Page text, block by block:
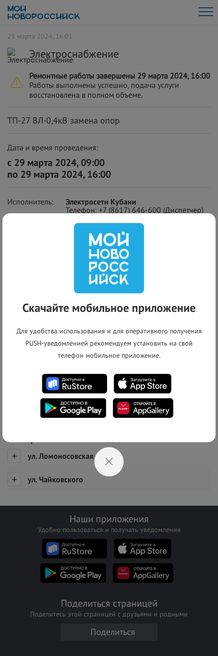
28 марта 2024, 16:01
Электроснабжение
Ремонтные работы завершены 29 марта 2024, 16:00
Работы выполнены успешно, подача услуги
восстановлена в полном объеме.
ТП-27 ВЛ-0,4кВ замена опор
Дата и время проведения:
с 29 марта 2024, 09:00
по 29 марта 2024, 16:00
Исполнитель:
Электросети Кубани
Телефон: +7 (8617) 646-600 (Диспетчер)
Выполнено
−
Список адресов
г. Новороссийск
ул. Ломоносовская
ул. Чайковского
Наши приложения
Удобно пользоваться и получать уведомления
Поделиться страницей
Поделитесь этой страницей с друзьями и родными
Поделиться
Скачайте мобильное приложение
Для удобства использования и для оперативного получения
PUSH-уведомленией рекомендуем установить на свой
телефон мобильное приложение.